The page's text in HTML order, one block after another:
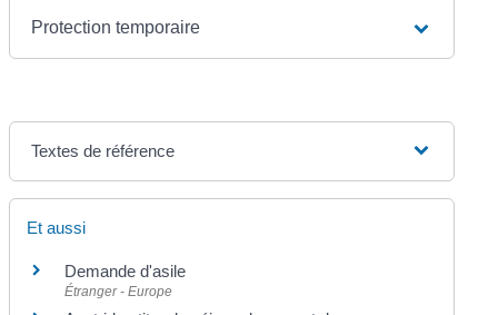
Protection temporaire
Textes de référence
Et aussi
Demande d'asile
Étranger - Europe